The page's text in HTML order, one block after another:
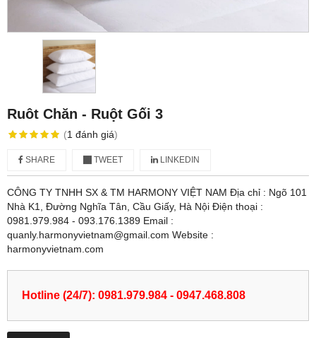
Ruôt Chăn - Ruột Gối 3
(1 đánh giá)
SHARE TWEET LINKEDIN
CÔNG TY TNHH SX & TM HARMONY VIỆT NAM Địa chỉ : Ngõ 101
Nhà K1, Đường Nghĩa Tân, Cầu Giấy, Hà Nội Điện thoại :
0981.979.984 - 093.176.1389 Email :
quanly.harmonyvietnam@gmail.com Website :
harmonyvietnam.com
Hotline (24/7): 0981.979.984 - 0947.468.808